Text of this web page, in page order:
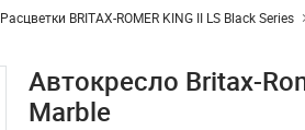
Расцветки BRITAX-ROMER KING II LS Black Series
Автокресло Britax-
Marble